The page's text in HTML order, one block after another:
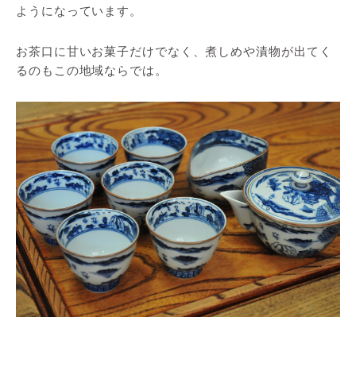
ようになっています。
お茶口に甘いお菓子だけでなく、煮しめや漬物が出てく
るのもこの地域ならでは。